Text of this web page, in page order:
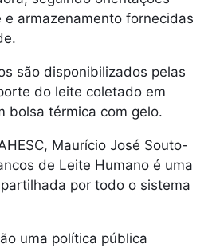
armazenamento fornecidas
são disponibilizados pelas
do leite coletado em
bolsa térmica com gelo.
Maurício José Souto-
de Leite Humano é uma
por todo o sistema
uma política pública